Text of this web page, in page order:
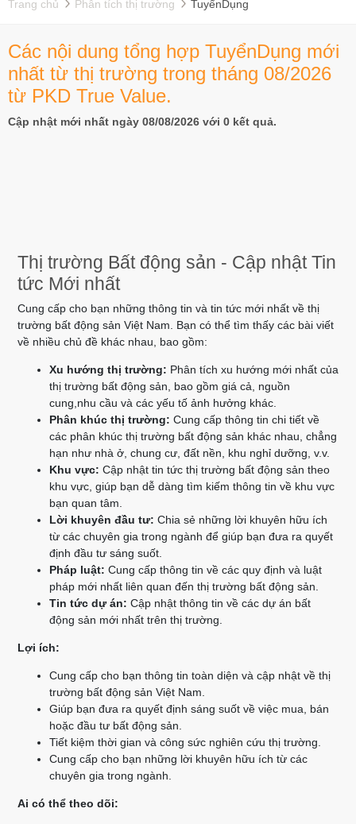
Trang chủ Phân tích thị trường TuyểnDụng
Các nội dung tổng hợp TuyểnDụng mới
nhất từ thị trường trong tháng 08/2026
từ PKD True Value.
Cập nhật mới nhất ngày 08/08/2026 với 0 kết quả.
Thị trường Bất động sản - Cập nhật Tin
tức Mới nhất
Cung cấp cho bạn những thông tin và tin tức mới nhất về thị
trường bất động sản Việt Nam. Bạn có thể tìm thấy các bài viết
về nhiều chủ đề khác nhau, bao gồm:
Xu hướng thị trường: Phân tích xu hướng mới nhất của
thị trường bất động sản, bao gồm giá cả, nguồn
cung,nhu cầu và các yếu tố ảnh hưởng khác.
Phân khúc thị trường: Cung cấp thông tin chi tiết về
các phân khúc thị trường bất động sản khác nhau, chẳng
hạn như nhà ở, chung cư, đất nền, khu nghỉ dưỡng, v.v.
Khu vực: Cập nhật tin tức thị trường bất động sản theo
khu vực, giúp bạn dễ dàng tìm kiếm thông tin về khu vực
bạn quan tâm.
Lời khuyên đầu tư: Chia sẻ những lời khuyên hữu ích
từ các chuyên gia trong ngành để giúp bạn đưa ra quyết
định đầu tư sáng suốt.
Pháp luật: Cung cấp thông tin về các quy định và luật
pháp mới nhất liên quan đến thị trường bất động sản.
Tin tức dự án: Cập nhật thông tin về các dự án bất
động sản mới nhất trên thị trường.
Lợi ích:
Cung cấp cho bạn thông tin toàn diện và cập nhật về thị
trường bất động sản Việt Nam.
Giúp bạn đưa ra quyết định sáng suốt về việc mua, bán
hoặc đầu tư bất động sản.
Tiết kiệm thời gian và công sức nghiên cứu thị trường.
Cung cấp cho bạn những lời khuyên hữu ích từ các
chuyên gia trong ngành.
Ai có thể theo dõi: